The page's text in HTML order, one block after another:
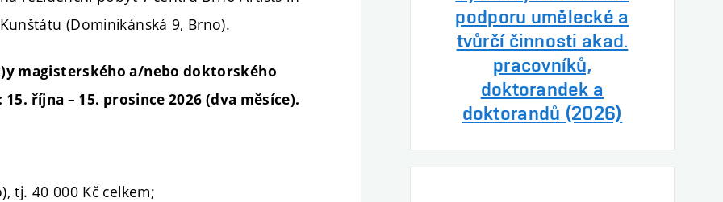
(Dominikánská 9, Brno).
magisterského a/nebo doktorského
října – 15. prosince 2026 (dva měsíce).
tj. 40 000 Kč celkem;
podporu umělecké a
tvůrčí činnosti akad.
pracovníků,
doktorandek a
doktorandů (2026)